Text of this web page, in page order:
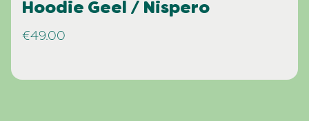
Hoodie Geel / Nispero
€49.00